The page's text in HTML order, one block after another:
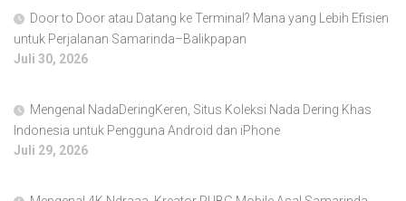
Door to Door atau Datang ke Terminal? Mana yang Lebih Efisien
untuk Perjalanan Samarinda–Balikpapan
Juli 30, 2026
Mengenal NadaDeringKeren, Situs Koleksi Nada Dering Khas
Indonesia untuk Pengguna Android dan iPhone
Juli 29, 2026